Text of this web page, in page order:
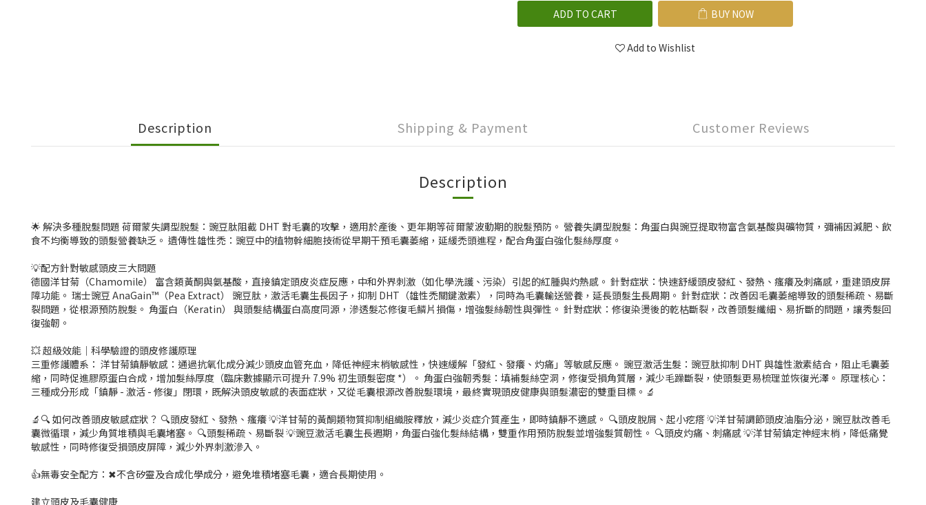
ADD TO CART BUY NOW
Add to Wishlist
Description Shipping & Payment Customer Reviews
Description
🌟 解決多種脫髮問題 荷爾蒙失調型脫髮：豌豆肽阻截 DHT 對毛囊的攻擊，適用於產後、更年期等荷爾蒙波動期的脫髮預防。 營養失調型脫髮：角蛋白與豌豆提取物富含氨基酸與礦物質，彌補因減肥、飲
食不均衡導致的頭髮營養缺乏。 遺傳性雄性禿：豌豆中的植物幹細胞技術從早期干預毛囊萎縮，延緩禿頭進程，配合角蛋白強化髮絲厚度。
💡配方針對敏感頭皮三大問題
德國洋甘菊（Chamomile） 富含類黃酮與氨基酸，直接鎮定頭皮炎症反應，中和外界刺激（如化學洗護、污染）引起的紅腫與灼熱感。 針對症狀：快速舒緩頭皮發紅、發熱、瘙癢及刺痛感，重建頭皮屏
障功能。 瑞士豌豆 AnaGain™️（Pea Extract） 豌豆肽，激活毛囊生長因子，抑制 DHT（雄性禿關鍵激素），同時為毛囊輸送營養，延長頭髮生長周期。 針對症狀：改善因毛囊萎縮導致的頭髮稀疏、易斷
裂問題，從根源預防脫髮。 角蛋白（Keratin） 與頭髮結構蛋白高度同源，滲透髮芯修復毛鱗片損傷，增強髮絲韌性與彈性。 針對症狀：修復染燙後的乾枯斷裂，改善頭髮纖細、易折斷的問題，讓秀髮回
復強韌。
💥 超級效能｜科學驗證的頭皮修護原理
三重修護體系： 洋甘菊鎮靜敏感：通過抗氧化成分減少頭皮血管充血，降低神經末梢敏感性，快速緩解「發紅、發癢、灼痛」等敏感反應。 豌豆激活生髮：豌豆肽抑制 DHT 與雄性激素結合，阻止毛囊萎
縮，同時促進膠原蛋白合成，增加髮絲厚度（臨床數據顯示可提升 7.9% 初生頭髮密度 *）。 角蛋白強韌秀髮：填補髮絲空洞，修復受損角質層，減少毛躁斷裂，使頭髮更易梳理並恢復光澤。 原理核心：
三種成分形成「鎮靜 - 激活 - 修復」閉環，既解決頭皮敏感的表面症狀，又從毛囊根源改善脫髮環境，最終實現頭皮健康與頭髮濃密的雙重目標。🔬
🔬🔍 如何改善頭皮敏感症狀？ 🔍頭皮發紅、發熱、瘙癢 💡洋甘菊的黃酮類物質抑制組織胺釋放，減少炎症介質產生，即時鎮靜不適感。 🔍頭皮脫屑、起小疙瘩 💡洋甘菊調節頭皮油脂分泌，豌豆肽改善毛
囊微循環，減少角質堆積與毛囊堵塞。 🔍頭髮稀疏、易斷裂 💡豌豆激活毛囊生長週期，角蛋白強化髮絲結構，雙重作用預防脫髮並增強髮質韌性。 🔍頭皮灼痛、刺痛感 💡洋甘菊鎮定神經末梢，降低痛覺
敏感性，同時修復受損頭皮屏障，減少外界刺激滲入。
👍無毒安全配方：✖不含矽靈及合成化學成分，避免堆積堵塞毛囊，適合長期使用。
建立頭皮及毛囊健康